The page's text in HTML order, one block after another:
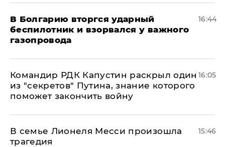
В Болгарию вторгся ударный
беспилотник и взорвался у важного
газопровода
16:44
Командир РДК Капустин раскрыл один
из "секретов" Путина, знание которого
поможет закончить войну
16:05
В семье Лионеля Месси произошла
трагедия
15:46